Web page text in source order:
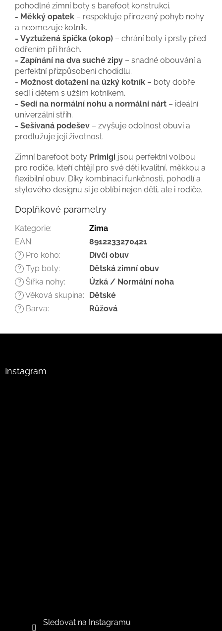
pohodlné zimní boty s barefoot konstrukcí.
- Měkký opatek – respektuje přirozený pohyb nohy
a neomezuje kotník.
- Vyztužená špička (okop) – chrání boty i prsty před
odřením při hrách.
- Zapínání na dva suché zipy – snadné obouvání a
perfektní přizpůsobení chodidlu.
- Možnost dotažení na úzký kotník – boty dobře
sedí i dětem s užším kotníkem.
- Sedí na normální nohu a normální nárt – ideální
univerzální střih.
- Sešívaná podešev – zvyšuje odolnost obuvi a
prodlužuje její životnost.
Zimní barefoot boty Primigi jsou perfektní volbou
pro rodiče, kteří chtějí pro své děti kvalitní, měkkou a
flexibilní obuv. Díky kombinaci funkčnosti, pohodlí a
stylového designu si je oblíbí nejen děti, ale i rodiče.
Doplňkové parametry
Kategorie:
Zima
EAN: 8912233270421
? Pro koho: Dívčí obuv
? Typ boty: Dětská zimní obuv
? Šířka nohy: Úzká / Normální noha
? Věková skupina: Dětské
? Barva: Růžová
Instagram
Sledovat na Instagramu